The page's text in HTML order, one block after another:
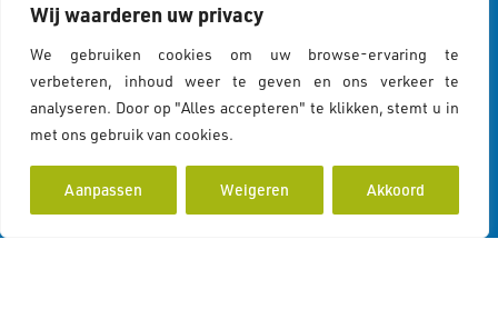
Wij waarderen uw privacy
We gebruiken cookies om uw browse-ervaring te
verbeteren, inhoud weer te geven en ons verkeer te
analyseren. Door op "Alles accepteren" te klikken, stemt u in
met ons gebruik van cookies.
Aanpassen Weigeren Akkoord
Cookies & Privacy
Privacy Statement